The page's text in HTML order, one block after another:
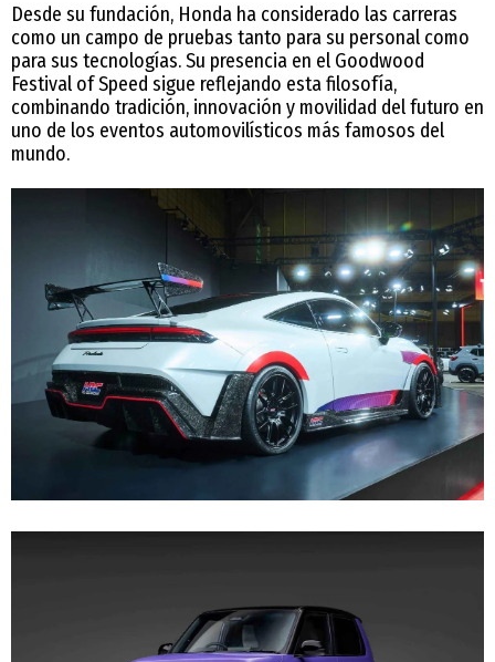
Desde su fundación, Honda ha considerado las carreras
como un campo de pruebas tanto para su personal como
para sus tecnologías. Su presencia en el Goodwood
Festival of Speed sigue reflejando esta filosofía,
combinando tradición, innovación y movilidad del futuro en
uno de los eventos automovilísticos más famosos del
mundo.